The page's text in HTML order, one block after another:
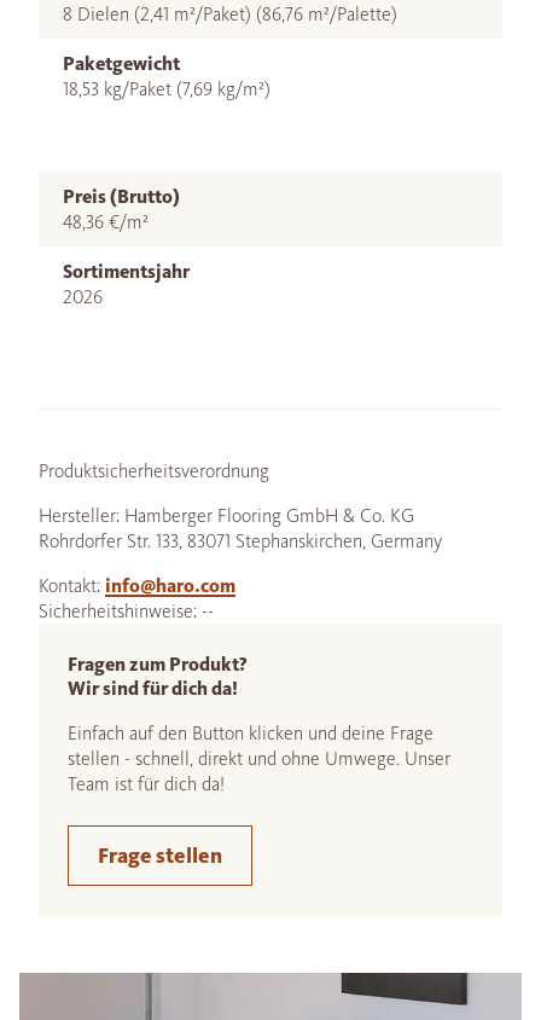
8 Dielen (2,41 m²/Paket) (86,76 m²/Palette)
Paketgewicht
18,53 kg/Paket (7,69 kg/m²)
Preis (Brutto)
48,36 €/m²
Sortimentsjahr
2026
Produktsicherheitsverordnung
Hersteller: Hamberger Flooring GmbH & Co. KG
Rohrdorfer Str. 133, 83071 Stephanskirchen, Germany
Kontakt: info@haro.com
Sicherheitshinweise: --
Fragen zum Produkt?
Wir sind für dich da!
Einfach auf den Button klicken und deine Frage
stellen - schnell, direkt und ohne Umwege. Unser
Team ist für dich da!
Frage stellen